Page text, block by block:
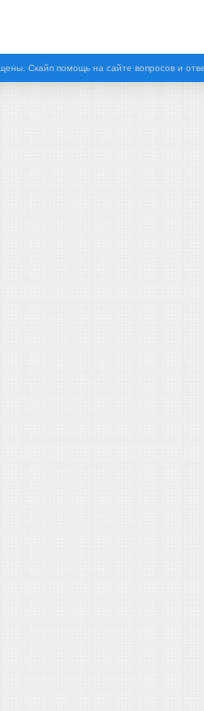
Скайп помощь на сайте вопросов и